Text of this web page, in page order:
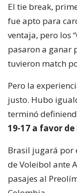
El tie break,
fue apto para
ventaja, pero los
pasaron a ganar
tuvieron match
Pero la
justo. Hubo
terminó
19-17 a favor
Brasil jugará por
de Voleibol ante
pasajes al